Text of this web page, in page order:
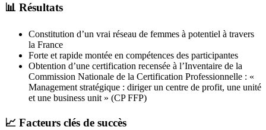
📊 Résultats
Constitution d’un vrai réseau de femmes à potentiel à travers
la France
Forte et rapide montée en compétences des participantes
Obtention d’une certification recensée à l’Inventaire de la
Commission Nationale de la Certification Professionnelle : «
Management stratégique : diriger un centre de profit, une unité
et une business unit » (CP FFP)
📈 Facteurs clés de succès